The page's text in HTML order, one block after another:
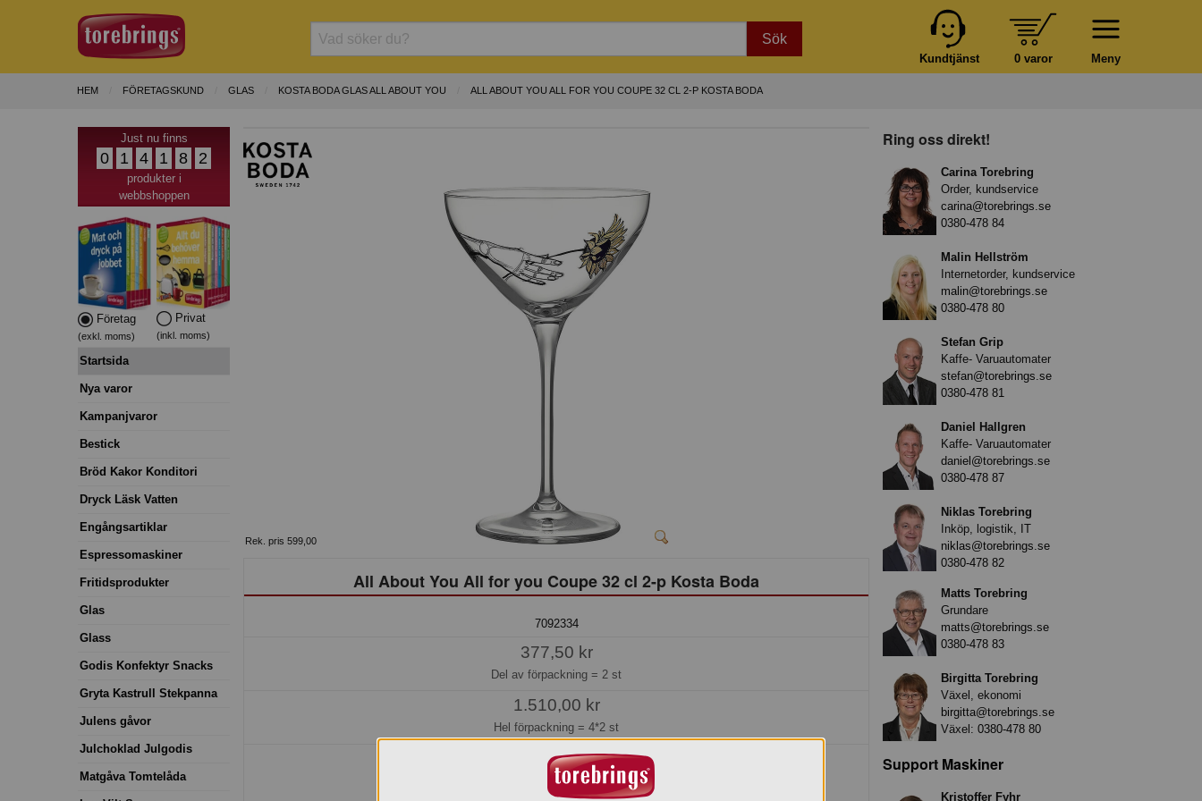
Sök
Meny
0 varor
Kundtjänst
HEM FÖRETAGSKUND GLAS KOSTA BODA GLAS ALL ABOUT YOU ALL ABOUT YOU ALL FOR YOU COUPE 32 CL 2-P KOSTA BODA
Just nu finns
0 1 4 1 8 2
produkter i
webbshoppen
Företag
(exkl. moms)
Privat
(inkl. moms)
Startsida
Nya varor
Kampanjvaror
Bestick
Bröd Kakor Konditori
Dryck Läsk Vatten
Engångsartiklar
Espressomaskiner
Fritidsprodukter
Glas
Glass
Godis Konfektyr Snacks
Gryta Kastrull Stekpanna
Julens gåvor
Julchoklad Julgodis
Matgåva Tomtelåda
Rek. pris 599,00
All About You All for you Coupe 32 cl 2-p Kosta Boda
7092334
377,50 kr
Del av förpackning = 2 st
1.510,00 kr
Hel förpackning = 4*2 st
Jmf.pris:188,75kr/st
Beställningsvara
Ring oss direkt!
Carina Torebring
Order, kundservice
carina@torebrings.se
0380-478 84
Malin Hellström
Internetorder, kundservice
malin@torebrings.se
0380-478 80
Stefan Grip
Kaffe- Varuautomater
stefan@torebrings.se
0380-478 81
Daniel Hallgren
Kaffe- Varuautomater
daniel@torebrings.se
0380-478 87
Niklas Torebring
Inköp, logistik, IT
niklas@torebrings.se
0380-478 82
Matts Torebring
Grundare
matts@torebrings.se
0380-478 83
Birgitta Torebring
Växel, ekonomi
birgitta@torebrings.se
Växel: 0380-478 80
Support Maskiner
Kristoffer Fyhr